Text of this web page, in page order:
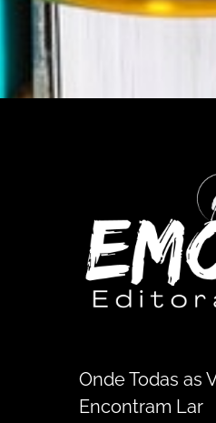
Onde Todas as
Encontram Lar